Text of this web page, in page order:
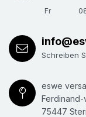
Fr
Schreiben
eswe
Ferdinand-
75447